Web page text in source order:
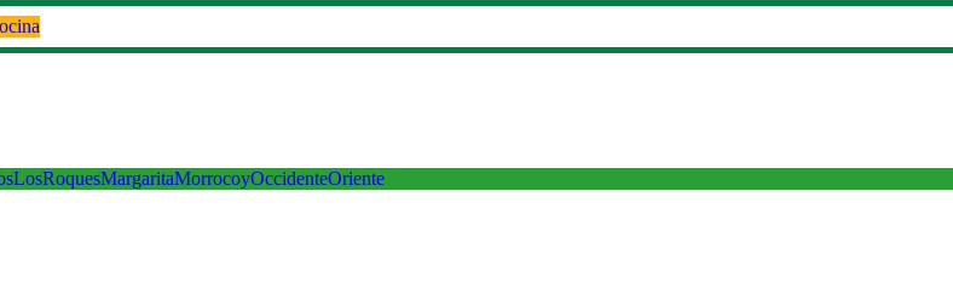
LosRoquesMargaritaMorrocoyOccidenteOriente